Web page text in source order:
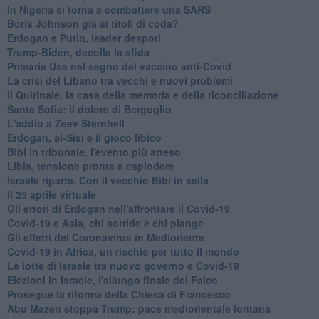
In Nigeria si torna a combattere una SARS
Boris Johnson già ai titoli di coda?
Erdogan e Putin, leader despoti
Trump-Biden, decolla la sfida
Primarie Usa nel segno del vaccino anti-Covid
La crisi del Libano tra vecchi e nuovi problemi
Il Quirinale, la casa della memoria e della riconciliazione
Santa Sofia: il dolore di Bergoglio
L'addio a ​Zeev Sternhell
Erdogan, al-Sisi e il gioco libico
Bibi in tribunale, l'evento più atteso
Libia, tensione pronta a esplodere
Israele riparte. Con il vecchio Bibi in sella
Il 25 aprile virtuale
Gli errori di Erdogan nell'affrontare il Covid-19
Covid-19 e Asia, chi sorride e chi piange
Gli effetti del Coronavirus in Medioriente
Covid-19 in Africa, un rischio per tutto il mondo
Le lotte di Israele tra nuovo governo e Covid-19
Elezioni in Israele, l'allungo finale del Falco
Prosegue la riforma della Chiesa di Francesco
Abu Mazen stoppa Trump: pace mediorientale lontana